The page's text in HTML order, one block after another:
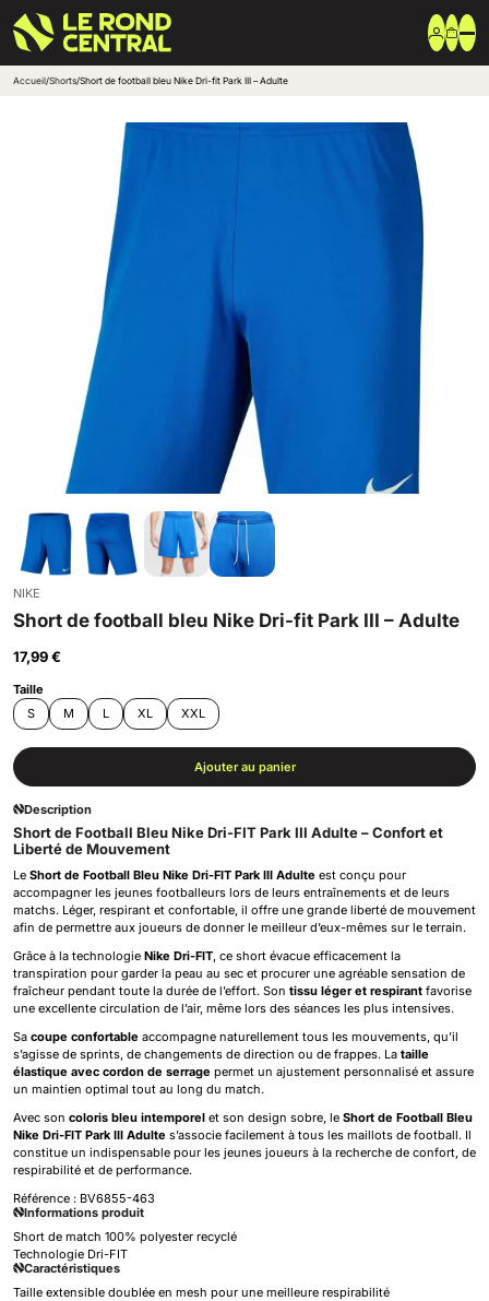
Vêtement extérieur
Haut de survêtement
Bas de survêtement
Shorts & Chaussettes
Vêtements techniques
Sac & Bagagerie
Accessoires entrainement
Créer une boutique club
Boutiques clubs
Accueil/Shorts/Short de football bleu Nike Dri-fit Park III – Adulte
NIKE
Short de football bleu Nike Dri-fit Park III – Adulte
17,99 €
Taille
S
M L XL XXL
Ajouter au panier
Description
Short de Football Bleu Nike Dri-FIT Park III Adulte – Confort et
Liberté de Mouvement
Le Short de Football Bleu Nike Dri-FIT Park III Adulte est conçu pour
accompagner les jeunes footballeurs lors de leurs entraînements et de leurs
matchs. Léger, respirant et confortable, il offre une grande liberté de mouvement
afin de permettre aux joueurs de donner le meilleur d’eux-mêmes sur le terrain.
Grâce à la technologie Nike Dri-FIT, ce short évacue efficacement la
transpiration pour garder la peau au sec et procurer une agréable sensation de
fraîcheur pendant toute la durée de l’effort. Son tissu léger et respirant favorise
une excellente circulation de l’air, même lors des séances les plus intensives.
Sa coupe confortable accompagne naturellement tous les mouvements, qu’il
s’agisse de sprints, de changements de direction ou de frappes. La taille
élastique avec cordon de serrage permet un ajustement personnalisé et assure
un maintien optimal tout au long du match.
Avec son coloris bleu intemporel et son design sobre, le Short de Football Bleu
Nike Dri-FIT Park III Adulte s’associe facilement à tous les maillots de football. Il
constitue un indispensable pour les jeunes joueurs à la recherche de confort, de
respirabilité et de performance.
Référence : BV6855-463
Informations produit
Short de match 100% polyester recyclé
Technologie Dri-FIT
Caractéristiques
Taille extensible doublée en mesh pour une meilleure respirabilité